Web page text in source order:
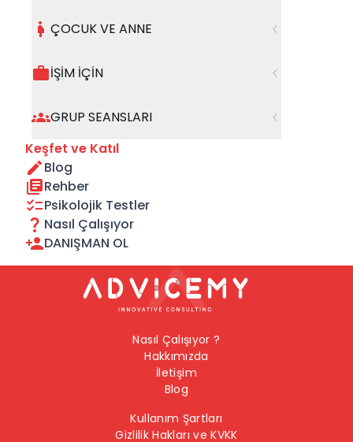
ÇOCUK VE ANNE
İŞİM İÇİN
GRUP SEANSLARI
Keşfet ve Katıl
Blog
Rehber
Psikolojik Testler
Nasıl Çalışıyor
DANIŞMAN OL
halinde whatsapp hattımızdan iletişime
Nasıl Çalışıyor ?
Hakkımızda
İletişim
Blog
Kullanım Şartları
Gizlilik Hakları ve KVKK